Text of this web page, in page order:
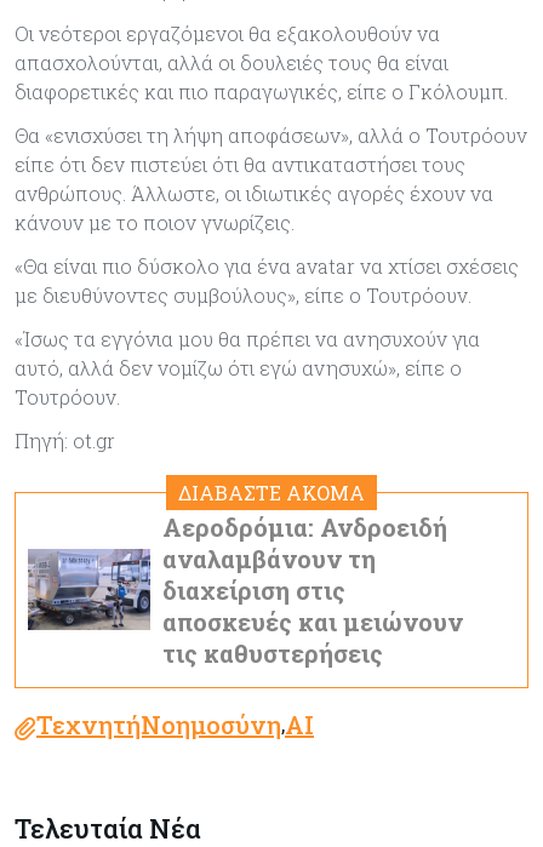
Οι νεότεροι εργαζόμενοι θα εξακολουθούν να
απασχολούνται, αλλά οι δουλειές τους θα είναι
διαφορετικές και πιο παραγωγικές, είπε ο Γκόλουμπ.
Θα «ενισχύσει τη λήψη αποφάσεων», αλλά ο Τουτρόουν
είπε ότι δεν πιστεύει ότι θα αντικαταστήσει τους
ανθρώπους. Άλλωστε, οι ιδιωτικές αγορές έχουν να
κάνουν με το ποιον γνωρίζεις.
«Θα είναι πιο δύσκολο για ένα avatar να χτίσει σχέσεις
με διευθύνοντες συμβούλους», είπε ο Τουτρόουν.
«Ίσως τα εγγόνια μου θα πρέπει να ανησυχούν για
αυτό, αλλά δεν νομίζω ότι εγώ ανησυχώ», είπε ο
Τουτρόουν.
Πηγή: ot.gr
ΔΙΑΒΑΣΤΕ ΑΚΟΜΑ
Αεροδρόμια: Ανδροειδή
αναλαμβάνουν τη
διαχείριση στις
αποσκευές και μειώνουν
τις καθυστερήσεις
ΤεχνητήΝοημοσύνη,AI
Τελευταία Νέα